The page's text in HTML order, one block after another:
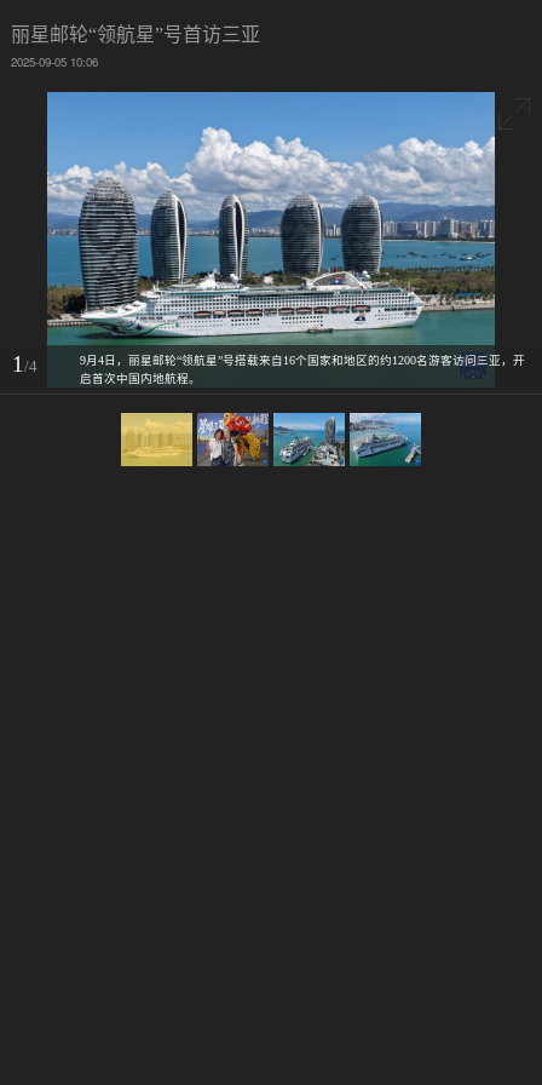
丽星邮轮“领航星”号首访三亚
2025-09-05 10:06
1/4
9月4日，丽星邮轮“领航星”号搭载来自16个国家和地区的约1200名游客访问三亚，开
启首次中国内地航程。